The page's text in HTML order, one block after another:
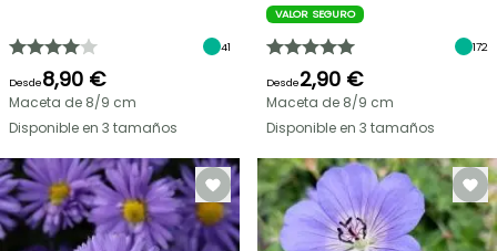
41
Desde8,90 €
Maceta de 8/9 cm
Disponible en 3 tamaños
VALOR SEGURO
172
Desde2,90 €
Maceta de 8/9 cm
Disponible en 3 tamaños